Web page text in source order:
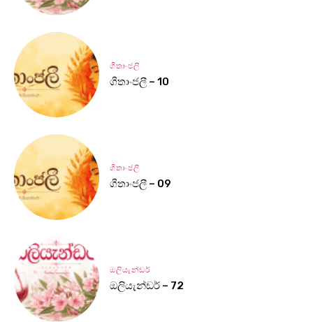
ගීතාංජලී
ගීතාංජලී – 10
ගීතාංජලී
ගීතාංජලී – 09
ඔලියැන්ඩර්
ඔලියැන්ඩර් – 72